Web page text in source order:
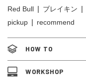
Red Bull
ブレイキン
pickup
recommend
HOW TO
WORKSHOP